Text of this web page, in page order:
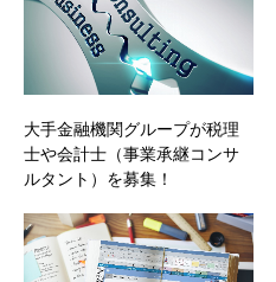
大手金融機関グループが税理
士や会計士（事業承継コンサ
ルタント）を募集！